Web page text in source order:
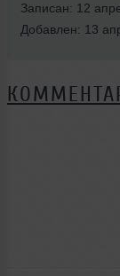
Записан: 12
Добавлен: 13